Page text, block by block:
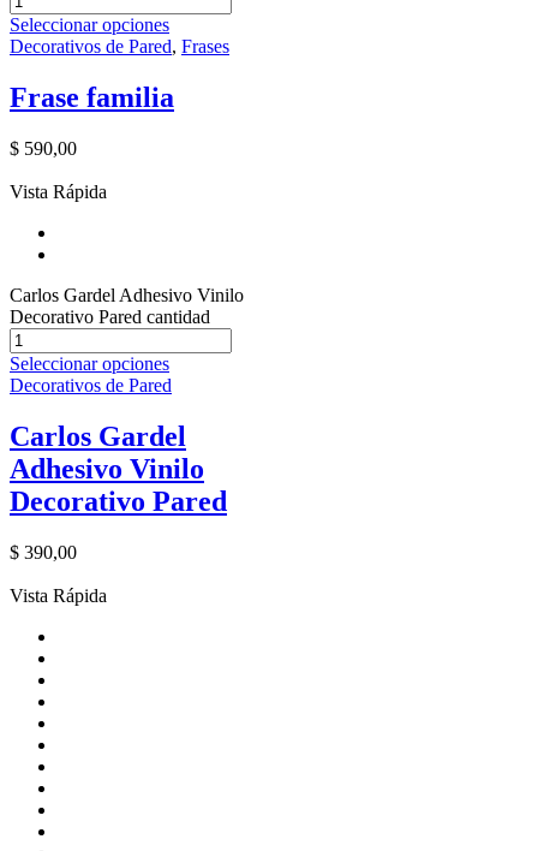
Seleccionar opciones
Decorativos de Pared, Frases
Frase familia
$ 590,00
Vista Rápida
Carlos Gardel Adhesivo Vinilo
Decorativo Pared cantidad
Seleccionar opciones
Decorativos de Pared
Carlos Gardel
Adhesivo Vinilo
Decorativo Pared
$ 390,00
Vista Rápida